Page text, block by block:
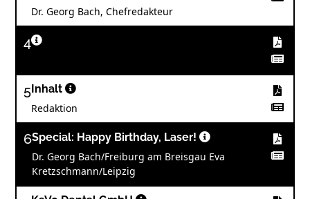
Dr. Georg Bach, Chefredakteur
4
5 Inhalt
Redaktion
6Special: Happy Birthday, Laser!
Dr. Georg Bach/Freiburg am Breisgau Eva
Kretzschmann/Leipzig